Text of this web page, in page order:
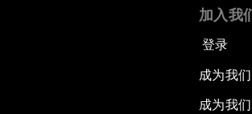
加入我
登录
成为我
成为我